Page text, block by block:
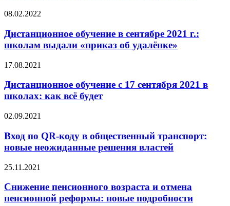
08.02.2022
Дистанционное обучение в сентябре 2021 г.:
школам выдали «приказ об удалёнке»
17.08.2021
Дистанционное обучение с 17 сентября 2021 в
школах: как всё будет
02.09.2021
Вход по QR-коду в общественный транспорт:
новые неожиданные решения властей
25.11.2021
Снижение пенсионного возраста и отмена
пенсионной реформы: новые подробности